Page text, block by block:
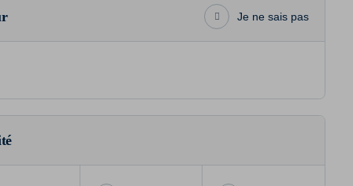
Je ne sais pas